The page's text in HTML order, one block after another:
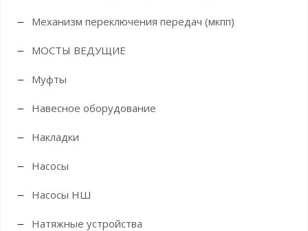
Механизм переключения передач (мкпп)
МОСТЫ ВЕДУЩИЕ
Муфты
Навесное оборудование
Накладки
Насосы
Насосы НШ
Натяжные устройства